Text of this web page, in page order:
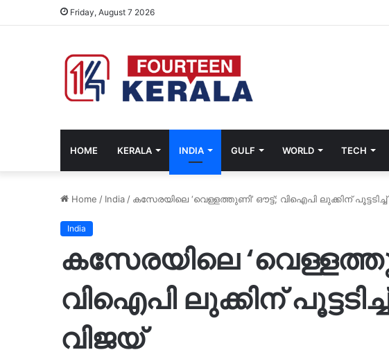
Friday, August 7 2026
HOME KERALA INDIA GULF WORLD TECH
Home / India / കസേരയിലെ ‘വെള്ളത്തുണി’ ഔട്ട്; വിഐപി ലുക്കിന്
India
കസേരയിലെ
വിഐപി ലുക്കിന്
വിജയ്